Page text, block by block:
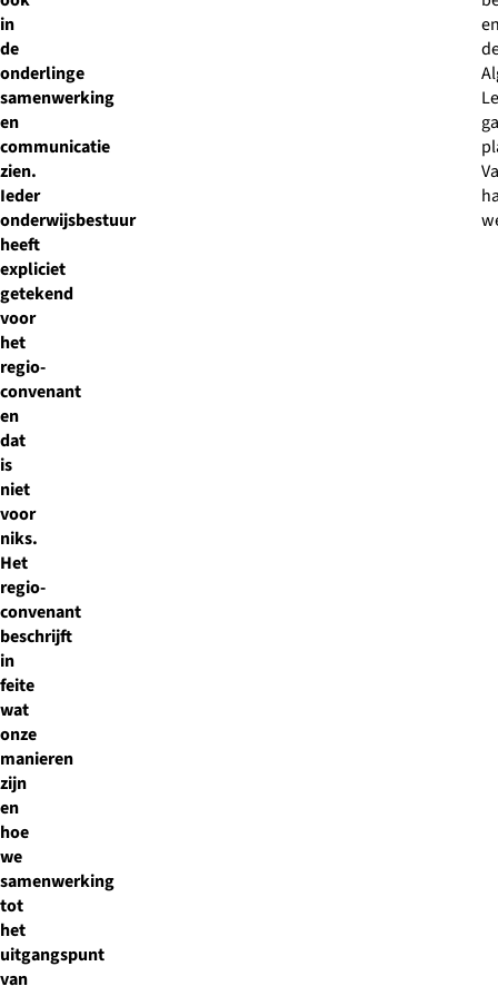
in
de
onderlinge
samenwerking
en
communicatie
zien.
Ieder
onderwijsbestuur
heeft
expliciet
getekend
voor
het
regio-
convenant
en
dat
is
niet
voor
niks.
Het
regio-
convenant
beschrijft
in
feite
wat
onze
manieren
zijn
en
hoe
we
samenwerking
tot
het
uitgangspunt
van